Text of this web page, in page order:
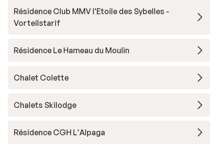
Résidence Club MMV l'Etoile des Sybelles -
Vorteilstarif
Résidence Le Hameau du Moulin
Chalet Colette
Chalets Skilodge
Résidence CGH L'Alpaga